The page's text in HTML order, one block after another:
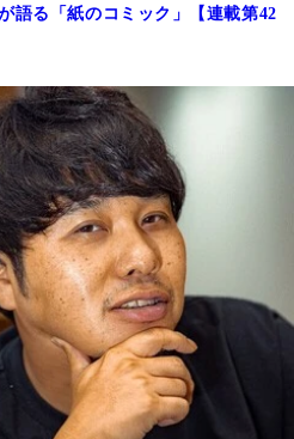
語る「紙のコミック」【連載第42